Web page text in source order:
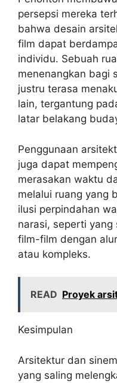
persepsi mereka
bahwa desain
film dapat
individu. Sebuah
menenangkan bagi
justru terasa
lain, tergantung
latar belakang
Penggunaan
juga dapat
merasakan waktu
melalui ruang yang
ilusi perpindahan
narasi, seperti yang
film-film dengan
atau kompleks.
READ Proyek
Kesimpulan
Arsitektur dan
yang saling